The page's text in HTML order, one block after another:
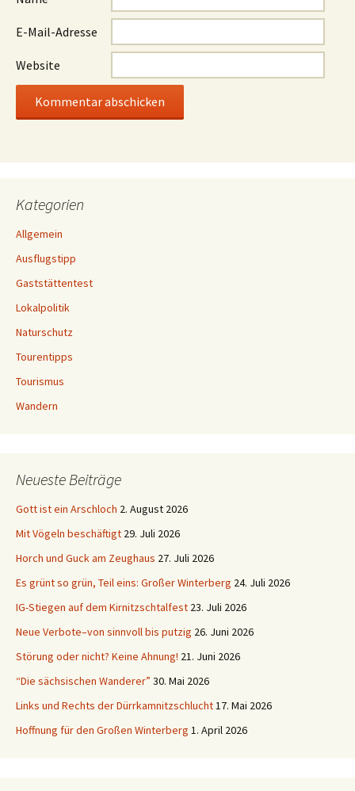
E-Mail-Adresse
Website
Kategorien
Allgemein
Ausflugstipp
Gaststättentest
Lokalpolitik
Naturschutz
Tourentipps
Tourismus
Wandern
Neueste Beiträge
Gott ist ein Arschloch 2. August 2026
Mit Vögeln beschäftigt 29. Juli 2026
Horch und Guck am Zeughaus 27. Juli 2026
Es grünt so grün, Teil eins: Großer Winterberg 24. Juli 2026
IG-Stiegen auf dem Kirnitzschtalfest 23. Juli 2026
Neue Verbote–von sinnvoll bis putzig 26. Juni 2026
Störung oder nicht? Keine Ahnung! 21. Juni 2026
“Die sächsischen Wanderer” 30. Mai 2026
Links und Rechts der Dürrkamnitzschlucht17. Mai 2026
Hoffnung für den Großen Winterberg 1. April 2026